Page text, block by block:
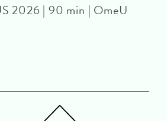
2026 | 90 min | OmeU